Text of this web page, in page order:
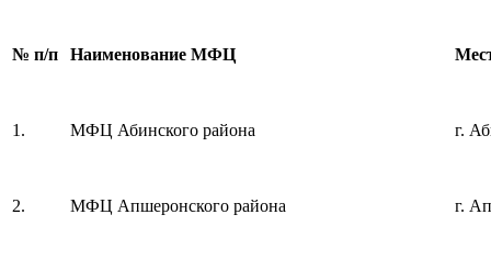
№ п/п Наименование МФЦ
1. МФЦ Абинского района г.
2. МФЦ Апшеронского района г.